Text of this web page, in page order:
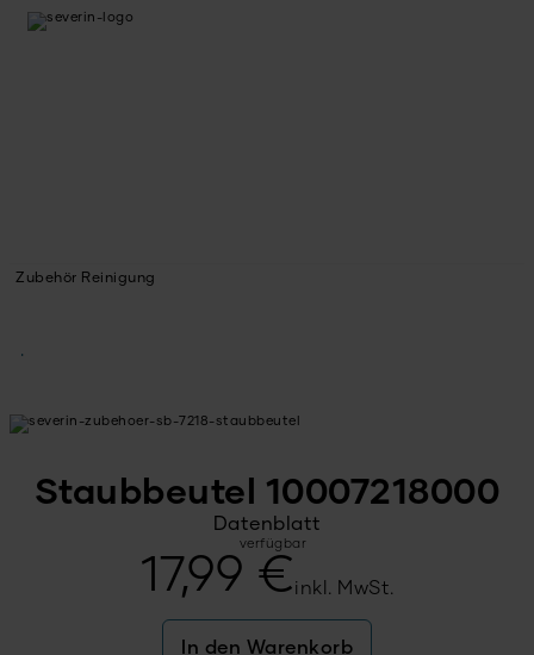
Zubehör Reinigung
Staubbeutel 10007218000
Datenblatt
verfügbar
17,99 €inkl. MwSt.
In den Warenkorb